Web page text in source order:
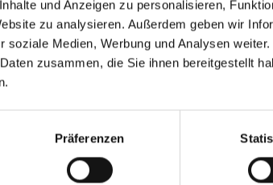
und Anzeigen zu personalisieren,
zu analysieren. Außerdem geben wir
soziale Medien, Werbung und Analysen
zusammen, die Sie ihnen bereitgestellt
Präferenzen
14-
haben